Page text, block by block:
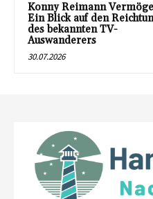
Konny Reimann
Ein Blick auf den
des bekannten TV-
Auswanderers
30.07.2026